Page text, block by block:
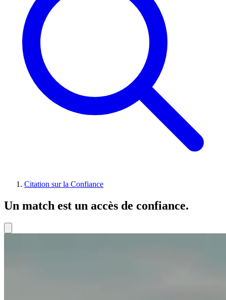
Citation sur la Confiance
Un match est un accès de confiance.